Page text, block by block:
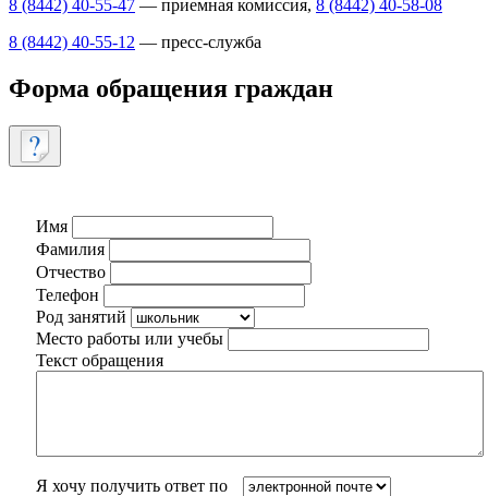
8 (8442) 40-55-47 — приемная комиссия, 8 (8442) 40-58-08
8 (8442) 40-55-12 — пресс-служба
Форма обращения граждан
Имя
Фамилия
Отчество
Телефон
Род занятий
Место работы или учебы
Текст обращения
Я хочу получить ответ по